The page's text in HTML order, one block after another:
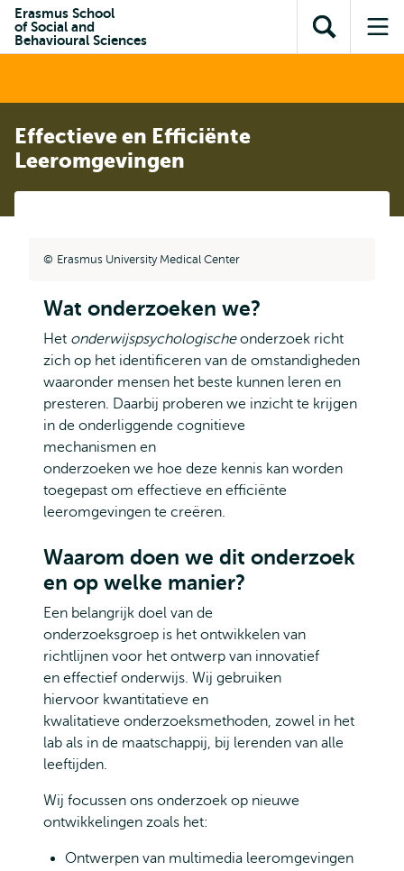
inhoud
Direct naar
subnavigatie
Erasmus School
of Social and
Behavioural Sciences
Toon
zoekveld
Effectieve en Efficiënte
Leeromgevingen
Erasmus University Medical Center
Wat onderzoeken we?
Het onderwijspsychologischeonderzoek richt
zich op het identificeren van de omstandigheden
waaronder mensen het beste kunnen leren en
presteren. Daarbij proberen we inzicht te krijgen
in de onderliggende cognitieve
mechanismen en
onderzoeken we hoe deze kennis kan worden
toegepast om effectieve en efficiënte
leeromgevingen te creëren.
Waarom doen we dit onderzoek
en op welke manier?
Een belangrijk doel van de
onderzoeksgroep is het ontwikkelen van
richtlijnen voor het ontwerp van innovatief
en effectief onderwijs. Wij gebruiken
hiervoor kwantitatieve en
kwalitatieve onderzoeksmethoden, zowel in het
lab als in de maatschappij, bij lerenden van alle
leeftijden.
Wij focussen ons onderzoek op nieuwe
ontwikkelingen zoals het:
Ontwerpen van multimedia leeromgevingen